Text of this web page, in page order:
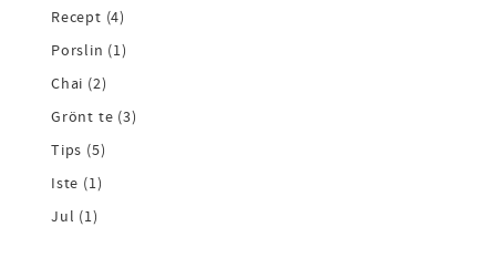
Recept (4)
Porslin (1)
Chai (2)
Grönt te (3)
Tips (5)
Iste (1)
Jul (1)